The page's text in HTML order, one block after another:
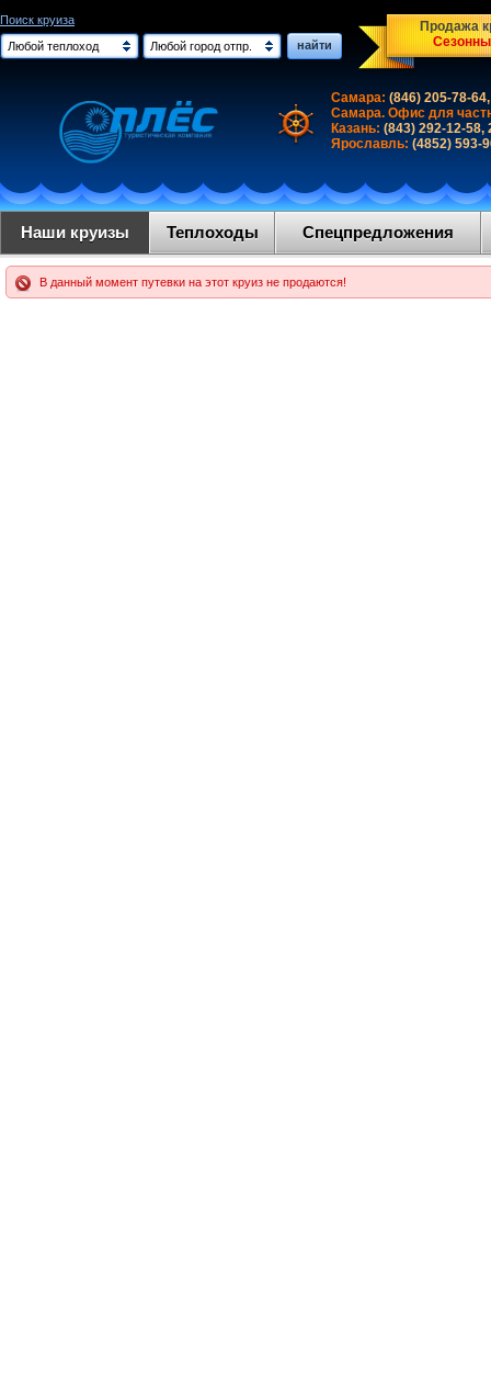
Поиск круиза
Любой теплоход
Любой город отпр. найти
Продажа
Самара: (846) 205-78-
Самара. Офис для
Казань: (843) 292-12-58,
Ярославль: (4852) 593-
Наши круизы Теплоходы Спецпредложения
В данный момент путевки на этот круиз не продаются!